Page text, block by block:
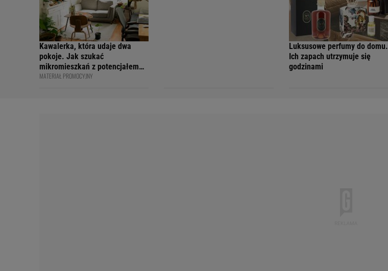
Kawalerka, która udaje dwa
pokoje. Jak szukać
mikromieszkań z potencjałem
na sprytny podział?
MATERIAŁ PROMOCYJNY
Luksusowe perfumy do domu.
Ich zapach utrzymuje się
godzinami